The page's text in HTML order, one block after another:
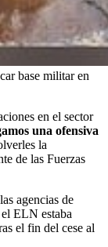
base militar en
en el sector
una ofensiva
la
de las Fuerzas
agencias de
ELN estaba
el fin del cese al